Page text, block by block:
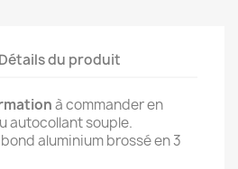
Détails du produit
à commander en
autocollant souple.
aluminium brossé en 3